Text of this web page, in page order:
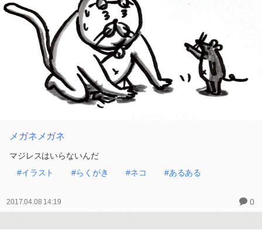
メガネメガネ
マジレスはいらないんだ
#イラスト
#らくがき #ネコ #あるある
2017.04.08 14:19 0